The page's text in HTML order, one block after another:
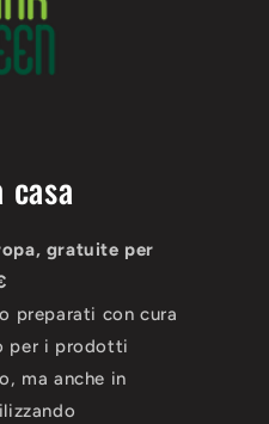
gratuite per
preparati con cura
per i prodotti
ma anche in